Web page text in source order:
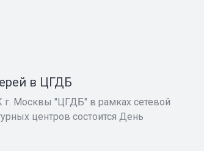
в ЦГДБ
г. Москвы "ЦГДБ" в рамках сетевой
центров состоится День